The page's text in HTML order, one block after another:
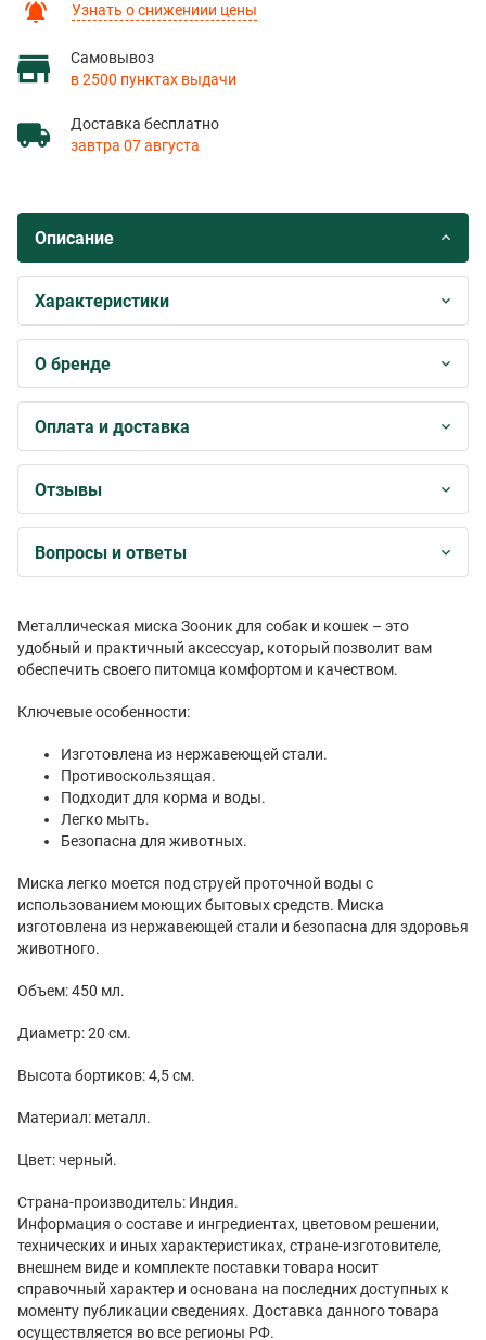
Узнать о снижениии цены
Самовывоз
в 2500 пунктах выдачи
Доставка бесплатно
завтра 07 августа
Описание
Характеристики
О бренде
Оплата и доставка
Отзывы
Вопросы и ответы
Металлическая миска Зооник для собак и кошек – это
удобный и практичный аксессуар, который позволит вам
обеспечить своего питомца комфортом и качеством.
Ключевые особенности:
Изготовлена из нержавеющей стали.
Противоскользящая.
Подходит для корма и воды.
Легко мыть.
Безопасна для животных.
Миска легко моется под струей проточной воды с
использованием моющих бытовых средств. Миска
изготовлена из нержавеющей стали и безопасна для здоровья
животного.
Объем: 450 мл.
Диаметр: 20 см.
Высота бортиков: 4,5 см.
Материал: металл.
Цвет: черный.
Страна-производитель: Индия.
Информация о составе и ингредиентах, цветовом решении,
технических и иных характеристиках, стране-изготовителе,
внешнем виде и комплекте поставки товара носит
справочный характер и основана на последних доступных к
моменту публикации сведениях. Доставка данного товара
осуществляется во все регионы РФ.